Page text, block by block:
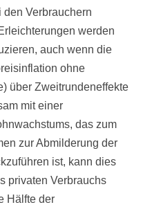
Verbrauchern
werden
auch wenn die
ohne
über Zweitrundeneffekte
mit einer
das zum
zur Abmilderung der
ist, kann dies
privaten Verbrauchs
Hälfte der